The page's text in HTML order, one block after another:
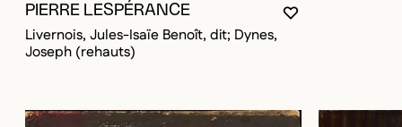
VOUS DEVEZ
FERMER LA
OUVRIR LA
PIERRE LESPÉRANCE
Livernois, Jules-Isaïe Benoît, dit; Dynes,
Joseph (rehauts)